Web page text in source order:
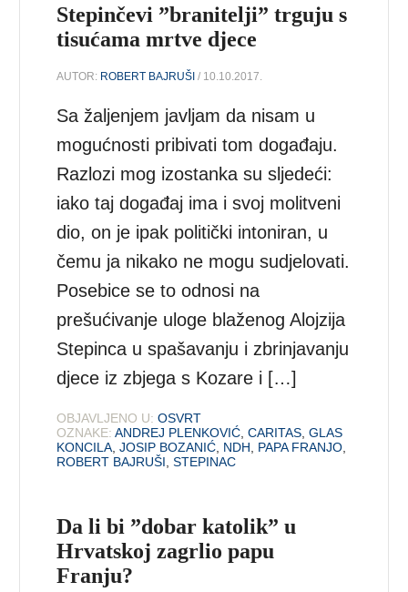
Stepinčevi ”branitelji” trguju s
tisućama mrtve djece
AUTOR: ROBERT BAJRUŠI / 10.10.2017.
Sa žaljenjem javljam da nisam u
mogućnosti pribivati tom događaju.
Razlozi mog izostanka su sljedeći:
iako taj događaj ima i svoj molitveni
dio, on je ipak politički intoniran, u
čemu ja nikako ne mogu sudjelovati.
Posebice se to odnosi na
prešućivanje uloge blaženog Alojzija
Stepinca u spašavanju i zbrinjavanju
djece iz zbjega s Kozare i […]
OBJAVLJENO U: OSVRT
OZNAKE: ANDREJ PLENKOVIĆ ,CARITAS ,GLAS
KONCILA ,JOSIP BOZANIĆ NDH PAPA FRANJO
ROBERT BAJRUŠI ,STEPINAC
Da li bi ”dobar katolik” u
Hrvatskoj zagrlio papu
Franju?